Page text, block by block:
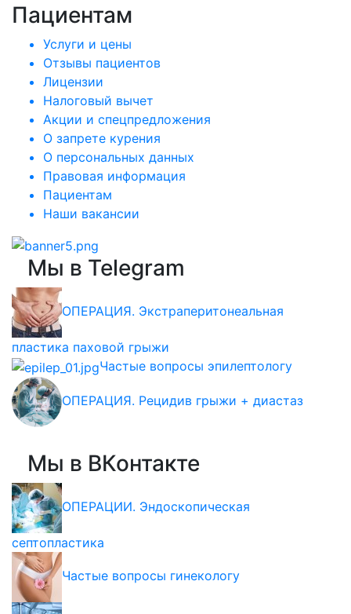
Пациентам
Услуги и цены
Отзывы пациентов
Лицензии
Налоговый вычет
Акции и спецпредложения
О запрете курения
О персональных данных
Правовая информация
Пациентам
Наши вакансии
Мы в Telegram
ОПЕРАЦИЯ. Экстраперитонеальная
пластика паховой грыжи
Частые вопросы эпилептологу
ОПЕРАЦИЯ. Рецидив грыжи + диастаз
Мы в ВКонтакте
ОПЕРАЦИИ. Эндоскопическая
септопластика
Частые вопросы гинекологу